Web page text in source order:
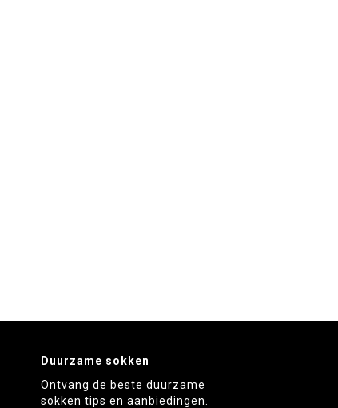
Duurzame sokken
Ontvang de beste duurzame
sokken tips en aanbiedingen.